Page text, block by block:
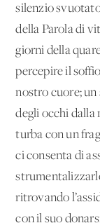
silenzio
della Parola di
giorni della
percepire il
nostro cuore; un
degli occhi dalla
turba con un
ci consenta di
ritrovando
con il suo